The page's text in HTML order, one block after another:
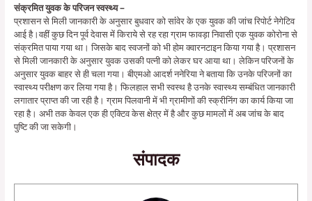
संक्रमित युवक के परिजन स्वस्थ्य –
प्रशासन से मिली जानकारी के अनुसार बुधवार को सांंवेर के एक युवक की जांच रिपोर्ट नेगेटिव
आई है।वहीं कुछ दिन पूर्व देवास में किराये से रह रहा ग्राम फावड़ा निवासी एक युवक कोरोना से
संक्रमित पाया गया था। जिसके बाद स्वजनों को भी होम क्वारनटाइन किया गया है। प्रशासन
से मिली जानकारी के अनुसार युवक उसकी पत्नी को लेकर घर आया था। लेकिन परिजनों के
अनुसार युवक बाहर से ही चला गया। बीएमओ आदर्श ननेरिया ने बताया कि उनके परिजनों का
स्वास्थ्य परीक्षण कर लिया गया है। फिलहाल सभी स्वस्थ है उनके स्वास्थ्य सम्बंधित जानकारी
लगातार प्राप्त की जा रही है। ग्राम पिलवानी में भी ग्रामीणों की स्क्रीनिंग का कार्य किया जा
रहा है। अभी तक केवल एक ही एक्टिव केस क्षेत्र में है और कुछ मामलों में अब जांच के बाद
पुष्टि की जा सकेगी।
संपादक